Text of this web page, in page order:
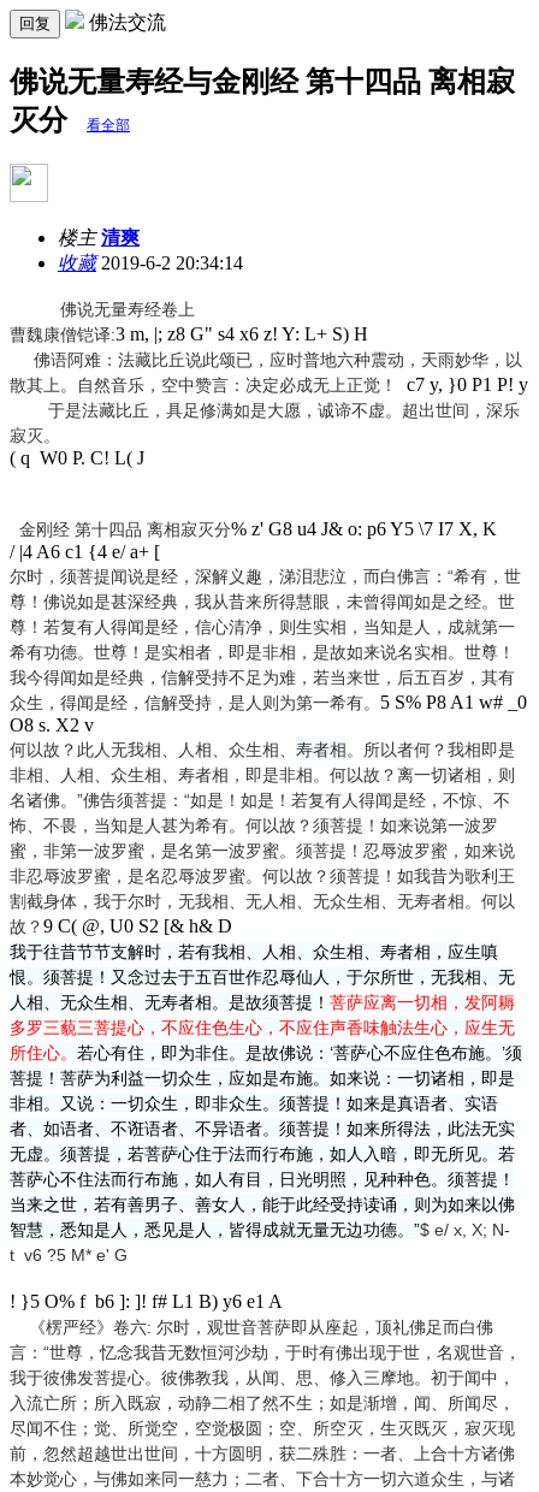
回复 佛法交流
佛说无量寿经与金刚经 第十四品 离相寂
灭分
看全部
楼主 清爽
收藏2019-6-2 20:34:14
佛说无量寿经卷上
曹魏康僧铠译:3 m, |; z8 G" s4 x6 z! Y: L+ S) H
佛语阿难：法藏比丘说此颂已，应时普地六种震动，天雨妙华，以
散其上。自然音乐，空中赞言：决定必成无上正觉！
c7 y, }0 P1 P! y
于是法藏比丘，具足修满如是大愿，诚谛不虚。超出世间，深乐
寂灭。
( q W0 P. C! L( J
金刚经 第十四品 离相寂灭分% z' G8 u4 J& o: p6 Y5 \7 I7 X, K
/ |4 A6 c1 {4 e/ a+ [
尔时，须菩提闻说是经，深解义趣，涕泪悲泣，而白佛言：“希有，世
尊！佛说如是甚深经典，我从昔来所得慧眼，未曾得闻如是之经。世
尊！若复有人得闻是经，信心清净，则生实相，当知是人，成就第一
希有功德。世尊！是实相者，即是非相，是故如来说名实相。世尊！
我今得闻如是经典，信解受持不足为难，若当来世，后五百岁，其有
众生，得闻是经，信解受持，是人则为第一希有。 5 S% P8 A1 w# _0
O8 s. X2 v
何以故？此人无我相、人相、众生相、 寿者相。所以者何？我相即是
非相、人相、众生相、寿者相，即是非相。何以故？离一切诸相，则
名诸佛。”佛告须菩提：“如是！如是！若复有人得闻是经，不惊、不
怖、不畏，当知是人甚为希有。何以故？须菩提！如来说第一波罗
蜜，非第一波罗蜜，是名第一波罗蜜。须菩提！忍辱波罗蜜，如来说
非忍辱波罗蜜，是名忍辱波罗蜜。何以故？须菩提！如我昔为歌利王
割截身体，我于尔时，无我相、无人相、无众生相、无寿者相。何以
故？9 C( @, U0 S2 [& h& D
我于往昔节节支解时，若有我相、人相、众生相、寿者相，应生嗔
恨。须菩提！又念过去于五百世作忍辱仙人，于尔所世，无我相、无
人相、无众生相、无寿者相。是故须菩提！ 菩萨应离一切相，发阿耨
多罗三藐三菩提心，不应住色生心，不应住声香味触法生心，应生无
所住心。 若心有住，即为非住。是故佛说：‘菩萨心不应住色布施。’须
菩提！菩萨为利益一切众生，应如是布施。如来说：一切诸相，即是
非相。又说：一切众生，即非众生。须菩提！如来是真语者、实语
者、如语者、不诳语者、不异语者。须菩提！如来所得法，此法无实
无虚。须菩提，若菩萨心住于法而行布施，如人入暗，即无所见。若
菩萨心不住法而行布施，如人有目，日光明照，见种种色。须菩提！
当来之世，若有善男子、善女人，能于此经受持读诵，则为如来以佛
智慧，悉知是人，悉见是人，皆得成就无量无边功德。”$ e/ x, X; N-
t v6 ?5 M* e' G
! }5 O% f b6 ]: ]! f# L1 B) y6 e1 A
《楞严经》卷六: 尔时，观世音菩萨即从座起，顶礼佛足而白佛
言：“世尊，忆念我昔无数恒河沙劫，于时有佛出现于世，名观世音，
我于彼佛发菩提心。彼佛教我，从闻、思、修入三摩地。初于闻中，
入流亡所；所入既寂，动静二相了然不生；如是渐增，闻、所闻尽，
尽闻不住；觉、所觉空，空觉极圆；空、所空灭，生灭既灭， 寂灭现
前 ，忽然超越世出世间，十方圆明，获二殊胜：一者、上合十方诸佛
本妙觉心，与佛如来同一慈力；二者、下合十方一切六道众生，与诸